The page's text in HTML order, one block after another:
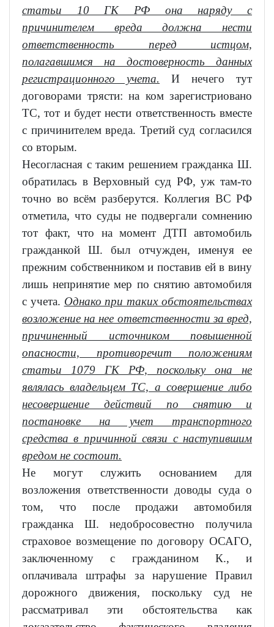
статьи 10 ГК РФ она наряду с
причинителем вреда должна нести
ответственность перед истцом,
полагавшимся на достоверность данных
регистрационного учета. И нечего тут
договорами трясти: на ком зарегистриовано
ТС, тот и будет нести ответственность вместе
с причинителем вреда. Третий суд согласился
со вторым.
Несогласная с таким решением гражданка Ш.
обратилась в Верховный суд РФ, уж там-то
точно во всём разберутся. Коллегия ВС РФ
отметила, что суды не подвергали сомнению
тот факт, что на момент ДТП автомобиль
гражданкой Ш. был отчужден, именуя ее
прежним собственником и поставив ей в вину
лишь непринятие мер по снятию автомобиля
с учета. Однако при таких обстоятельствах
возложение на нее ответственности за вред,
причиненный источником повышенной
опасности, противоречит положениям
статьи 1079 ГК РФ, поскольку она не
являлась владельцем ТС, а совершение либо
несовершение действий по снятию и
постановке на учет транспортного
средства в причинной связи с наступившим
вредом не состоит.
Не могут служить основанием для
возложения ответственности доводы суда о
том, что после продажи автомобиля
гражданка Ш. недобросовестно получила
страховое возмещение по договору ОСАГО,
заключенному с гражданином К., и
оплачивала штрафы за нарушение Правил
дорожного движения, поскольку суд не
рассматривал эти обстоятельства как